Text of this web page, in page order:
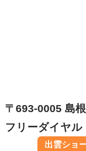
〒693-0005 島
フリーダイヤル
出雲ショ